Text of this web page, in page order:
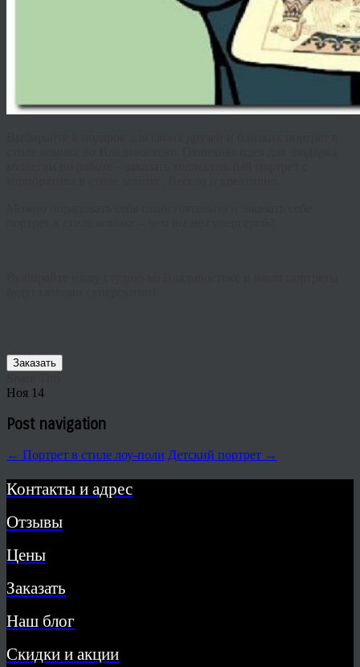
Заказать
Ноя 14
Post navigation
← Портрет в стиле лоу-поли Детский портрет →
Контакты и адрес
Отзывы
Цены
Заказать
Наш блог
Скидки и акции